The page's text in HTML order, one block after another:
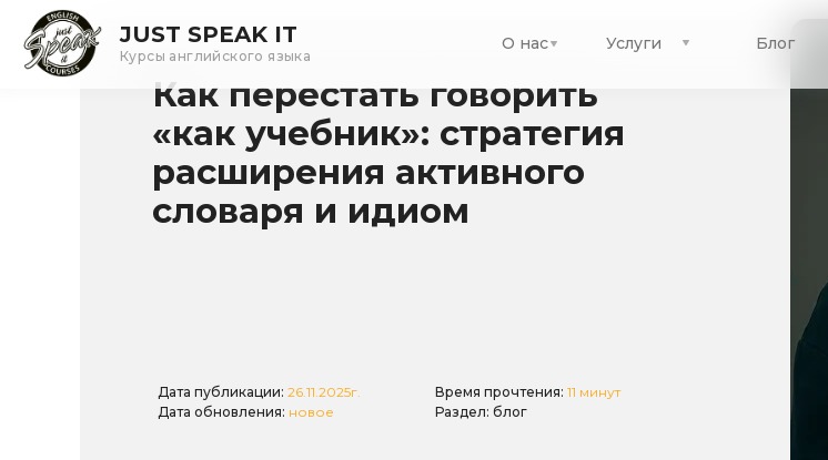
Услуги
JUST SPEAK IT О нас
Курсы английского языка
Блог
Как перестать говорить
«как учебник»: стратегия
расширения активного
словаря и идиом
Дата публикации: 26.11.2025г.
Дата обновления: новое
Время прочтения: 11 минут
Раздел: блог